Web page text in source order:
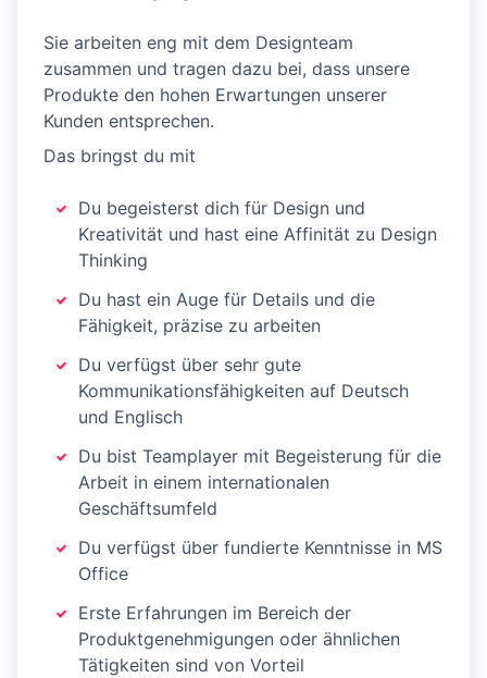
Sie arbeiten eng mit dem Designteam
zusammen und tragen dazu bei, dass unsere
Produkte den hohen Erwartungen unserer
Kunden entsprechen.
Das bringst du mit
Du begeisterst dich für Design und
Kreativität und hast eine Affinität zu Design
Thinking
Du hast ein Auge für Details und die
Fähigkeit, präzise zu arbeiten
Du verfügst über sehr gute
Kommunikationsfähigkeiten auf Deutsch
und Englisch
Du bist Teamplayer mit Begeisterung für die
Arbeit in einem internationalen
Geschäftsumfeld
Du verfügst über fundierte Kenntnisse in MS
Office
Erste Erfahrungen im Bereich der
Produktgenehmigungen oder ähnlichen
Tätigkeiten sind von Vorteil